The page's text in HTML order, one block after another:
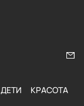
ДЕТИ КРАСОТА